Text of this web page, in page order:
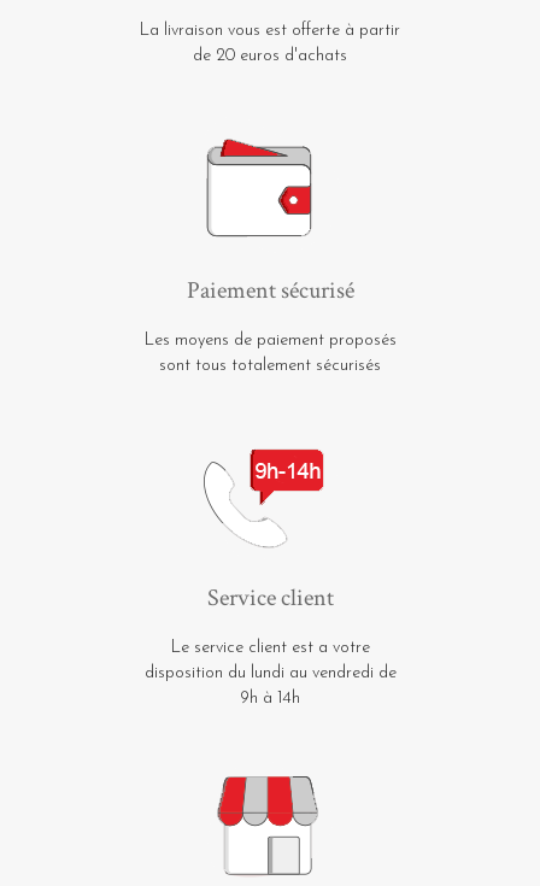
La livraison vous est offerte à partir
de 20 euros d'achats
Paiement sécurisé
Les moyens de paiement proposés
sont tous totalement sécurisés
Service client
Le service client est a votre
disposition du lundi au vendredi de
9h à 14h